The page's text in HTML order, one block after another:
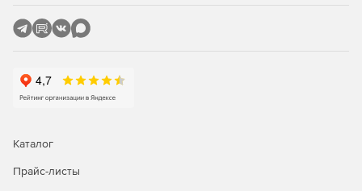
MIDI-редактор и виртуальная клавиатура позволяют
создавать собственные захватывающие ритмы при
Каталог
Прайс-листы